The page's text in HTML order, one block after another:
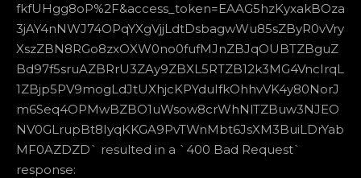
fkfUHgg8oP%2F&access_token=EAAG5hzKyxakBOza
3jAY4nNWJ74OPqYXgVjjLdtDsbagwWu85sZByR0vVry
XszZBN8RGo8zxOXW0no0fufMJnZBJqOUBTZBguZ
Bd97f5sruAZBRrU3ZAy9ZBXL5RTZB12k3MG4VncIrqL
1ZBjp5PV9mogLdJtUXhjcKPYduIfkOhhvVK4y80NorJ
m6Seq4OPMwBZBO1uWsow8crWhNlTZBuw3NJEO
NV0GLrupBt8IyqKKGA9PvTWnMbt6JsXM3BuiLDrYab
MF0AZDZD` resulted in a `400 Bad Request`
response: